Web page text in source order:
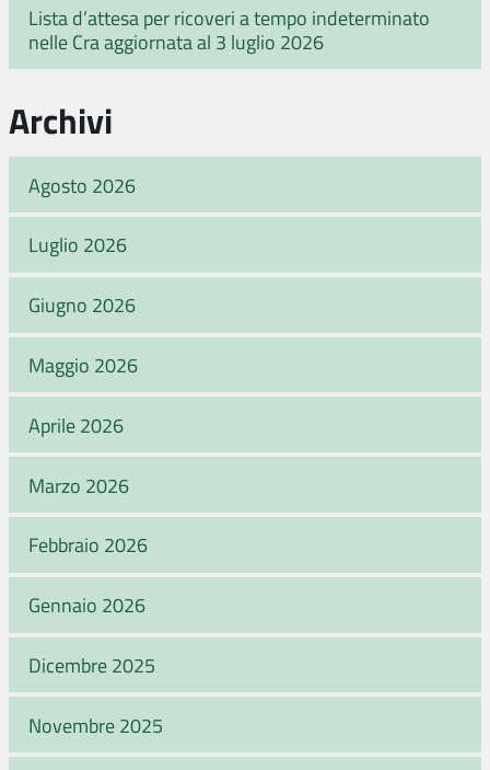
Lista d’attesa per ricoveri a tempo indeterminato
nelle Cra aggiornata al 3 luglio 2026
Archivi
Agosto 2026
Luglio 2026
Giugno 2026
Maggio 2026
Aprile 2026
Marzo 2026
Febbraio 2026
Gennaio 2026
Dicembre 2025
Novembre 2025